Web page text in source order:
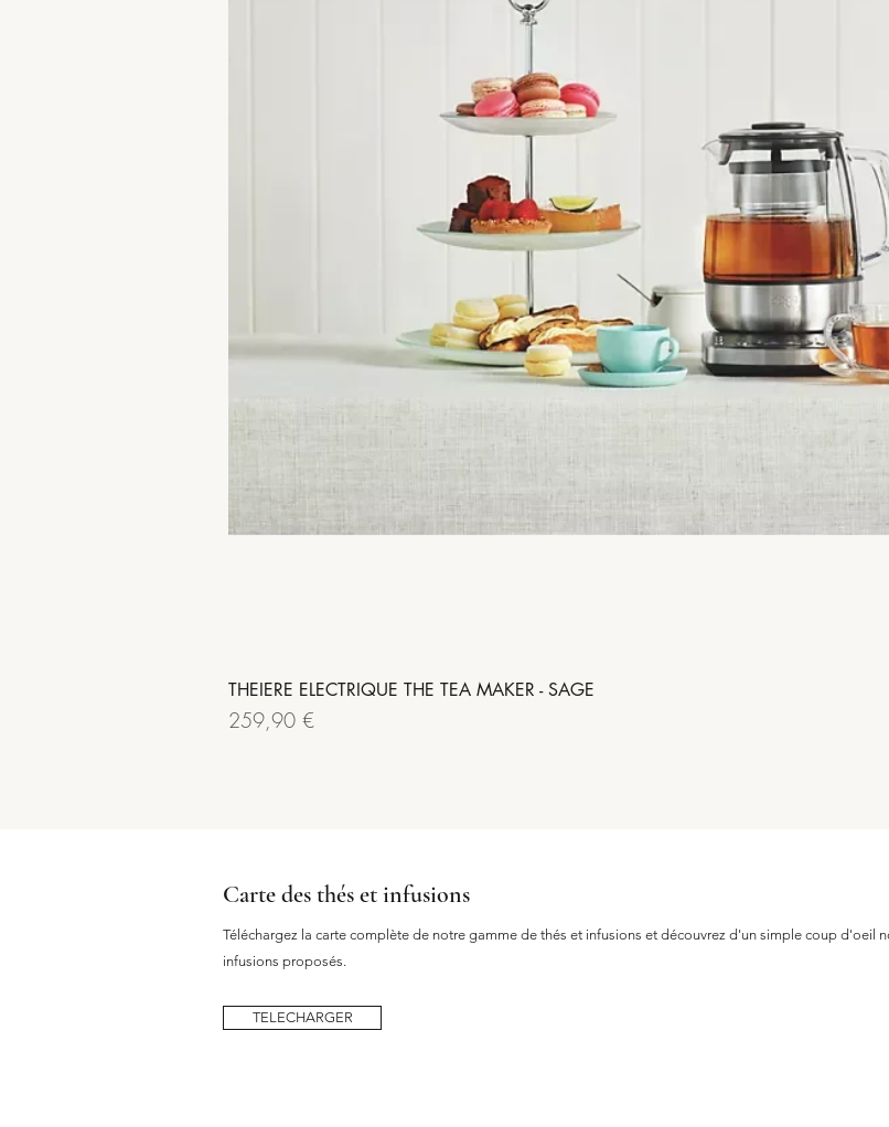
THEIERE ELECTRIQUE THE TEA MAKER - SAGE
Prix
259,90 €
Carte des thés et infusions
Téléchargez la carte complète de notre gamme de thés et infusions et découvrez d'un simple coup d'oeil
infusions proposés.
TELECHARGER